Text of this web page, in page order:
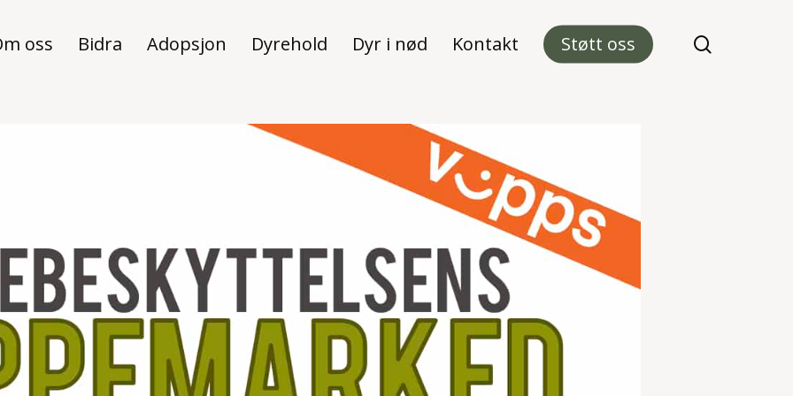
oss Bidra Adopsjon Dyrehold Dyr i nød Kontakt Støtt oss